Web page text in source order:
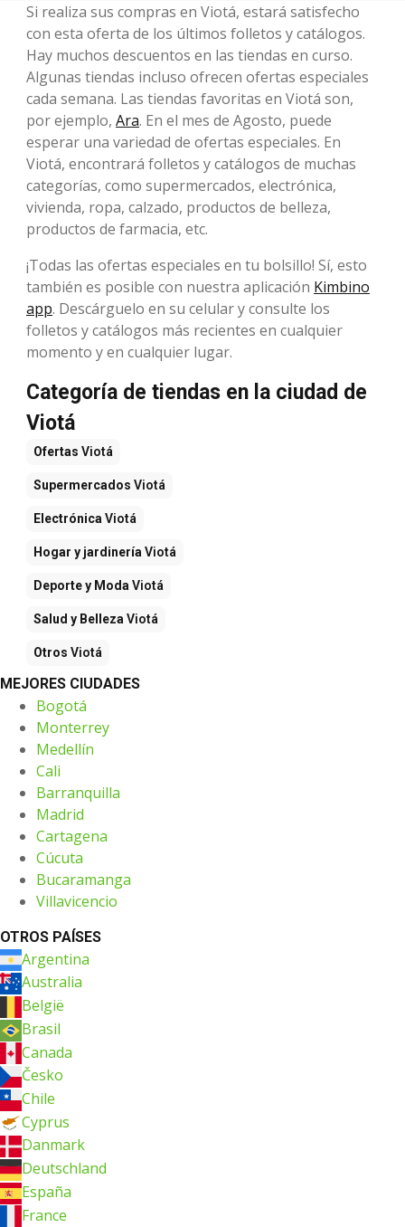
Si realiza sus compras en Viotá, estará satisfecho
con esta oferta de los últimos folletos y catálogos.
Hay muchos descuentos en las tiendas en curso.
Algunas tiendas incluso ofrecen ofertas especiales
cada semana. Las tiendas favoritas en Viotá son,
por ejemplo, Ara. En el mes de Agosto, puede
esperar una variedad de ofertas especiales. En
Viotá, encontrará folletos y catálogos de muchas
categorías, como supermercados, electrónica,
vivienda, ropa, calzado, productos de belleza,
productos de farmacia, etc.
¡Todas las ofertas especiales en tu bolsillo! Sí, esto
también es posible con nuestra aplicación Kimbino
app. Descárguelo en su celular y consulte los
folletos y catálogos más recientes en cualquier
momento y en cualquier lugar.
Categoría de tiendas en la ciudad de
Viotá
Ofertas Viotá
Supermercados Viotá
Electrónica Viotá
Hogar y jardinería Viotá
Deporte y Moda Viotá
Salud y Belleza Viotá
Otros Viotá
MEJORES CIUDADES
Bogotá
Monterrey
Medellín
Cali
Barranquilla
Madrid
Cartagena
Cúcuta
Bucaramanga
Villavicencio
OTROS PAÍSES
Argentina
Australia
België
Brasil
Canada
Česko
Chile
Cyprus
Danmark
Deutschland
España
France